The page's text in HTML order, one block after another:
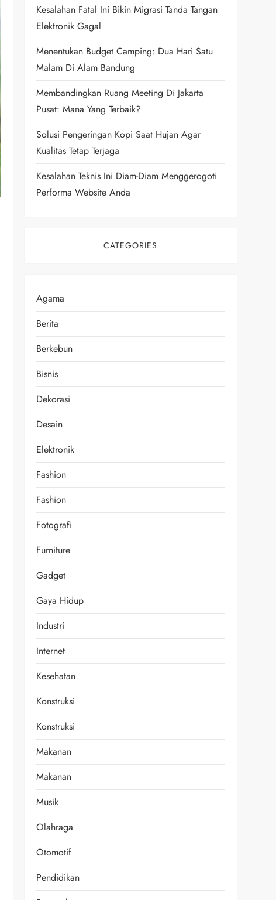
Kesalahan Fatal Ini Bikin Migrasi Tanda Tangan
Elektronik Gagal
Menentukan Budget Camping: Dua Hari Satu
Malam Di Alam Bandung
Membandingkan Ruang Meeting Di Jakarta
Pusat: Mana Yang Terbaik?
Solusi Pengeringan Kopi Saat Hujan Agar
Kualitas Tetap Terjaga
Kesalahan Teknis Ini Diam-Diam Menggerogoti
Performa Website Anda
CATEGORIES
Agama
Berita
Berkebun
Bisnis
Dekorasi
Desain
Elektronik
Fashion
Fashion
Fotografi
Furniture
Gadget
Gaya Hidup
Industri
Internet
Kesehatan
Konstruksi
Konstruksi
Makanan
Makanan
Musik
Olahraga
Otomotif
Pendidikan